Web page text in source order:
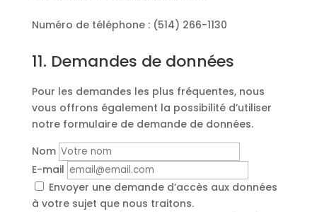
Numéro de téléphone : (514) 266-1130
11. Demandes de données
Pour les demandes les plus fréquentes, nous
vous offrons également la possibilité d’utiliser
notre formulaire de demande de données.
Nom
E-mail
Envoyer une demande d’accès aux données
à votre sujet que nous traitons.